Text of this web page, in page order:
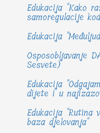
Edukacija "Kako
samoregulacije
Edukacija
Osposobljavanje
Sesvete)
Edukacija
dijete i u
Edukacija "Rutina
baza djelovanja"